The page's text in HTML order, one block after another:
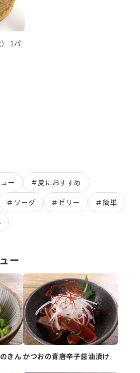
1パ
ー ＃夏におすすめ
＃ ソーダ ＃ゼリー ＃簡単
ー
きん かつおの青唐辛子醤油漬け